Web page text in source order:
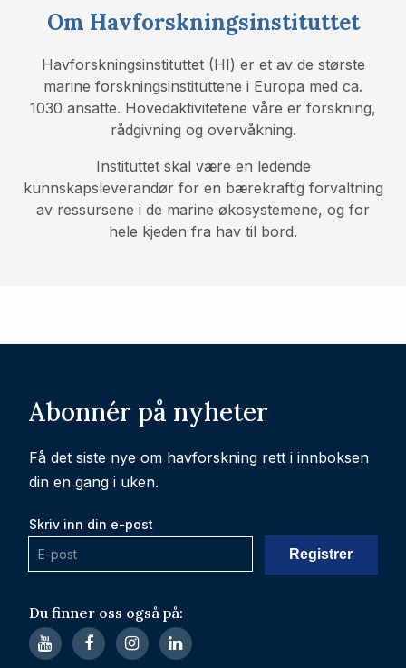
Om Havforskningsinstituttet
Havforskningsinstituttet (HI) er et av de største
marine forskningsinstituttene i Europa med ca.
1030 ansatte. Hovedaktivitetene våre er forskning,
rådgivning og overvåkning.
Instituttet skal være en ledende
kunnskapsleverandør for en bærekraftig forvaltning
av ressursene i de marine økosystemene, og for
hele kjeden fra hav til bord.
Du finner oss også på:
Abonnér på nyheter
Få det siste nye om havforskning rett i innboksen
din en gang i uken.
Skriv inn din e-post